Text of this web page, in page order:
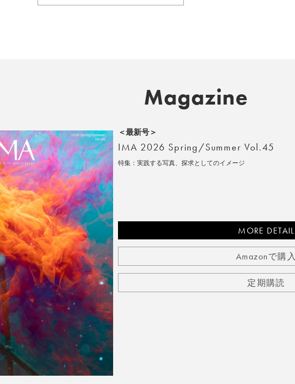
Magazine
取り扱い店舗
＜最新号＞
IMA 2026 Spring/Summer Vol.45
特集：実践する写真、探求としてのイメージ
MORE DETAIL
Amazonで購入
定期購読